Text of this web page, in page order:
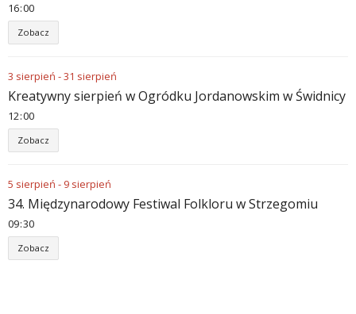
16 00
Zobacz
3 sierpień -31 sierpień
Kreatywny sierpień w Ogródku Jordanowskim w Świdnicy
12 00
Zobacz
5 sierpień - 9 sierpień
34. Międzynarodowy Festiwal Folkloru w Strzegomiu
09 30
Zobacz